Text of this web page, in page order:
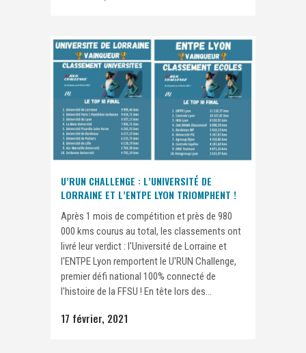
U’RUN CHALLENGE : L’UNIVERSITÉ DE
LORRAINE ET L’ENTPE LYON TRIOMPHENT !
Après 1 mois de compétition et près de 980
000 kms courus au total, les classements ont
livré leur verdict : l'Université de Lorraine et
l'ENTPE Lyon remportent le U'RUN Challenge,
premier défi national 100% connecté de
l'histoire de la FFSU ! En tête lors des...
17 février, 2021